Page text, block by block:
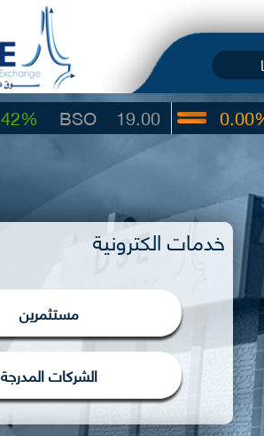
19.00
BSO 0.00%
خدمات الكترونية
مستثمرين
الشركات المدرجة